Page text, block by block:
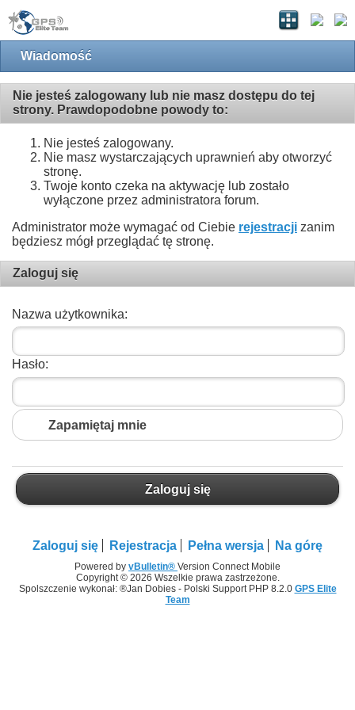
Wiadomość
Nie jesteś zalogowany lub nie masz dostępu do tej
strony. Prawdopodobne powody to:
Nie jesteś zalogowany.
Nie masz wystarczających uprawnień aby otworzyć
stronę.
Twoje konto czeka na aktywację lub zostało
wyłączone przez administratora forum.
Administrator może wymagać od Ciebie rejestracji zanim
będziesz mógł przeglądać tę stronę.
Zaloguj się
Nazwa użytkownika:
Hasło:
Zapamiętaj mnie
Zaloguj się
Zaloguj się Rejestracja Pełna wersja Na górę
Powered by vBulletin® Version Connect Mobile
Copyright © 2026 Wszelkie prawa zastrzeżone.
Spolszczenie wykonał: ®Jan Dobies - Polski Support PHP 8.2.0 GPS Elite
Team